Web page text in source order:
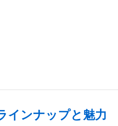
インナップと魅力